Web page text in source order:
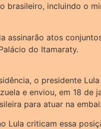
brasileiro, incluindo o
assinarão atos
do Itamaraty.
o presidente
e enviou, em 18 de
para atuar na
Lula criticam essa